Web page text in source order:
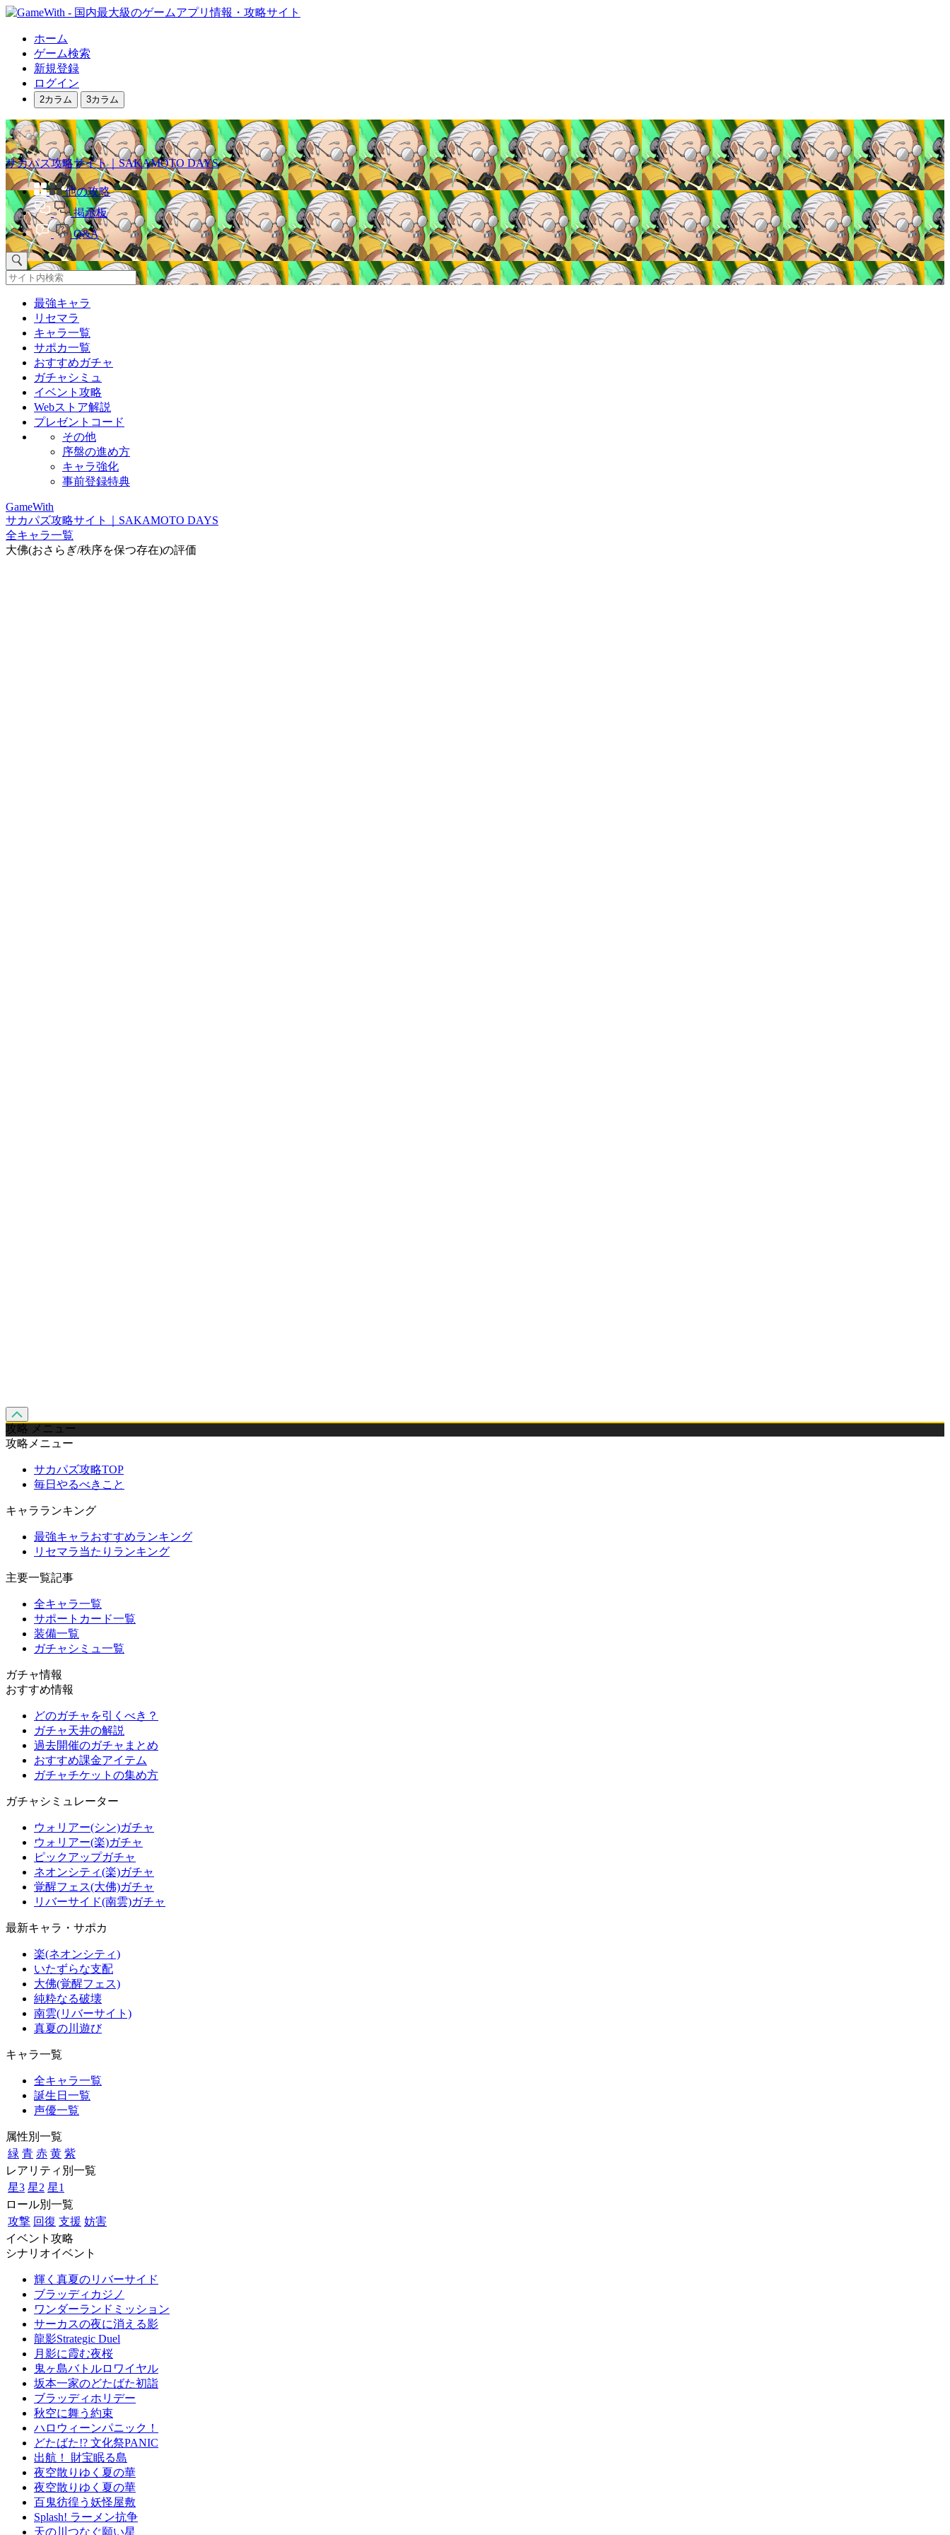
ホーム
ゲーム検索
新規登録
ログイン
2カラム 3カラム
サカパズ攻略サイト｜SAKAMOTO DAYS
他の攻略
掲示板
Q&A
最強キャラ
リセマラ
キャラ一覧
サポカ一覧
おすすめガチャ
ガチャシミュ
イベント攻略
Webストア解説
プレゼントコード
その他
序盤の進め方
キャラ強化
事前登録特典
GameWith
サカパズ攻略サイト｜SAKAMOTO DAYS
全キャラ一覧
大佛(おさらぎ/秩序を保つ存在)の評価
攻略 メニュー
攻略メニュー
サカパズ攻略TOP
毎日やるべきこと
キャラランキング
最強キャラおすすめランキング
リセマラ当たりランキング
主要一覧記事
全キャラ一覧
サポートカード一覧
装備一覧
ガチャシミュ一覧
ガチャ情報
おすすめ情報
どのガチャを引くべき？
ガチャ天井の解説
過去開催のガチャまとめ
おすすめ課金アイテム
ガチャチケットの集め方
ガチャシミュレーター
ウォリアー(シン)ガチャ
ウォリアー(楽)ガチャ
ピックアップガチャ
ネオンシティ(楽)ガチャ
覚醒フェス(大佛)ガチャ
リバーサイド(南雲)ガチャ
最新キャラ・サポカ
楽(ネオンシティ)
いたずらな支配
大佛(覚醒フェス)
純粋なる破壊
南雲(リバーサイト)
真夏の川遊び
キャラ一覧
全キャラ一覧
誕生日一覧
声優一覧
属性別一覧
緑 青 赤 黄 紫
レアリティ別一覧
星3 星2 星1
ロール別一覧
攻撃 回復 支援 妨害
イベント攻略
シナリオイベント
輝く真夏のリバーサイド
ブラッディカジノ
ワンダーランドミッション
サーカスの夜に消える影
龍影Strategic Duel
月影に霞む夜桜
鬼ヶ島バトルロワイヤル
坂本一家のどたばた初詣
ブラッディホリデー
秋空に舞う約束
ハロウィーンパニック！
どたばた!? 文化祭PANIC
出航！ 財宝眠る島
夜空散りゆく夏の華
夜空散りゆく夏の華
百鬼彷徨う妖怪屋敷
Splash! ラーメン抗争
天の川つなぐ願い星